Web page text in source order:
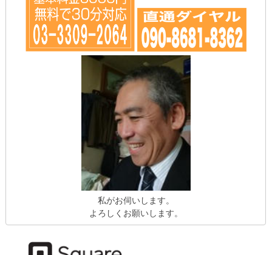
私がお伺いします。
よろしくお願いします。